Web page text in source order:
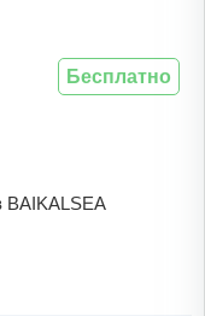
BAIKALSEA
Бесплатно